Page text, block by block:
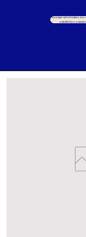
Busque um Produto, ex.:
cardernos,